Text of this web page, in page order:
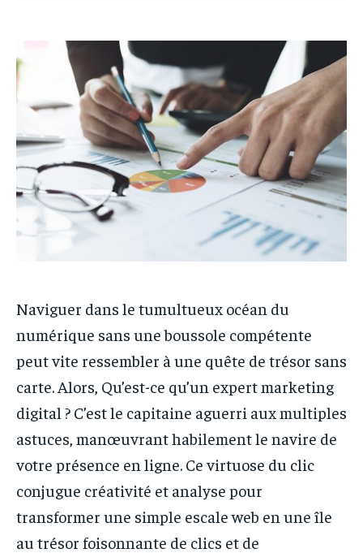
Naviguer dans le tumultueux océan du
numérique sans une boussole compétente
peut vite ressembler à une quête de trésor sans
carte. Alors, Qu’est-ce qu’un expert marketing
digital ? C’est le capitaine aguerri aux multiples
astuces, manœuvrant habilement le navire de
votre présence en ligne. Ce virtuose du clic
conjugue créativité et analyse pour
transformer une simple escale web en une île
au trésor foisonnante de clics et de